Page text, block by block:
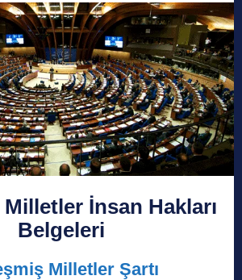
İnsan Hakları
Belgeleri
Milletler Şartı